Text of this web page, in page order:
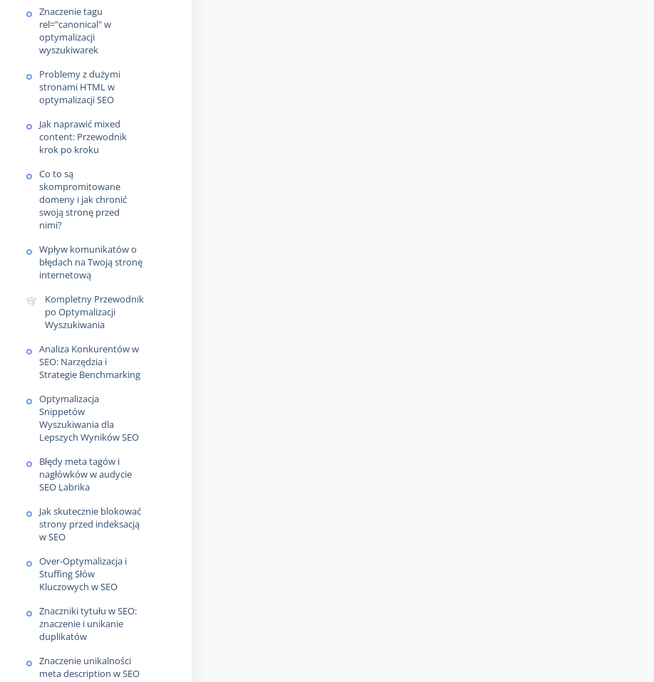
Znaczenie tagu
rel="canonical" w
optymalizacji
wyszukiwarek
Problemy z dużymi
stronami HTML w
optymalizacji SEO
Jak naprawić mixed
content: Przewodnik
krok po kroku
Co to są
skompromitowane
domeny i jak chronić
swoją stronę przed
nimi?
Wpływ komunikatów o
błędach na Twoją stronę
internetową
Kompletny Przewodnik
po Optymalizacji
Wyszukiwania
Analiza Konkurentów w
SEO: Narzędzia i
Strategie Benchmarking
Optymalizacja
Snippetów
Wyszukiwania dla
Lepszych Wyników SEO
Błędy meta tagów i
nagłówków w audycie
SEO Labrika
Jak skutecznie blokować
strony przed indeksacją
w SEO
Over-Optymalizacja i
Stuffing Słów
Kluczowych w SEO
Znaczniki tytułu w SEO:
znaczenie i unikanie
duplikatów
Znaczenie unikalności
meta description w SEO